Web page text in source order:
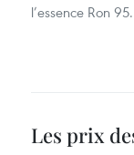
l’essence Ron
Les prix